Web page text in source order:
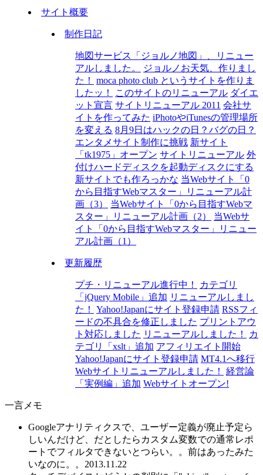
サイト概要
制作日記
地図サービス「ジョルノ地図」、リニュー
アルしました。
ジョルノお天気、作りまし
た！
moca photo club というサイトを作りま
したッ！
このサイトのリニューアル ダイエ
ット宣言 サイトリニューアル 2011 会社サ
イトを作ってみた iPhotoやiTunesの管理場所
を変える 8月9日はハックの日？バグの日？
エンタメサイト制作に挑戦 新サイト
「tk1975」オープン サイトリニューアル 外
付けハードディスクを起動ディスクにする
新サイトでも作ろっかな 当Webサイト「0
から目指すWebマスター」リニューアル計
画（3）
当Webサイト「0から目指すWebマ
スター」リニューアル計画（2）
当Webサ
イト「0から目指すWebマスター」リニュー
アル計画（1）
更新履歴
プチ・リニューアル進行中！
カテゴリ
「jQuery Mobile」追加 リニューアルしまし
た！
Yahoo!Japanにサイト登録申請 RSSフィ
ードの不具合を修正しました プリントアウ
ト対応しました リニューアルしました！
カ
テゴリ「xslt」追加 アフィリエイト開始
Yahoo!Japanにサイト登録申請 MT4.1へ移行
Webサイトリニューアルしました！
経営論
「実例編」追加 Webサイトオープン!
一言メモ
Googleアナリティクスで、ユーザー定義が廃止予定ら
しいんだけど、だとしたらカスタム変数での通常レポ
ートでフィルタできないとつらい。。前はあったみた
いなのに。。 2013.11.22